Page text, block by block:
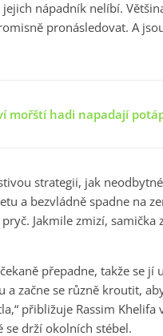
nápadník nelíbí.
pronásledovat. A
mořští hadi napadají
strategii, jak
a bezvládně spadne na
Jakmile zmizí,
přepadne, takže se
a začne se různě kroutit,
přibližuje Rassim Khelifa
se drží okolních stébel.